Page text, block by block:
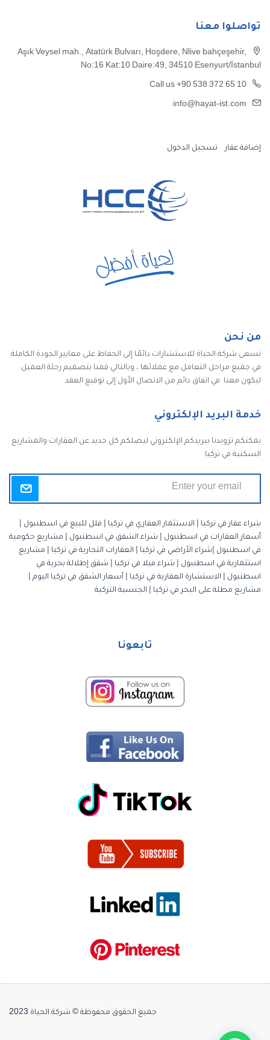
تواصلوا معنا
Aşık Veysel mah., Atatürk Bulvarı, Hoşdere, Nlive bahçeşehir,
No:16 Kat:10 Daire:49, 34510 Esenyurt/İstanbul
Call us +90 538 372 65 10
info@hayat-ist.com
إضافة عقار تسجيل الدخول
من نحن
تسعى شركة الحياة للاستشارات دائمًا إلى الحفاظ على معايير الجودة الكاملة
في جميع مراحل التعامل مع عملائها ، وبالتالي قمنا بتصميم رحلة العميل
ليكون معنا في اتفاق دائم من الاتصال الأول إلى توقيع العقد
خدمة البريد الإلكتروني
يمكنكم تزويدنا ببريدكم الإلكتروني ليصلكم كل جديد عن العقارات والمشاريع
السكنية في تركيا
شراء عقار في تركيا الاستثمار العقاري في تركيا فلل للبيع في اسطنبول
أسعار العقارات في اسطنبول
شراء الشقق في اسطنبول
مشاريع حكومية
في اسطنبول
شراء الأراضي في تركيا العقارات التجارية في تركيا
مشاريع
استثمارية في اسطنبول
شراء فيلا في تركيا
شقق إطلالة بحرية في
اسطنبول
الاستشارة العقارية في تركيا أسعار الشقق في تركيا اليوم
مشاريع مطلة على البحر في تركيا
الجنسية التركية
تابعونا
جميع الحقوق محفوظة © شركة الحياة 2023